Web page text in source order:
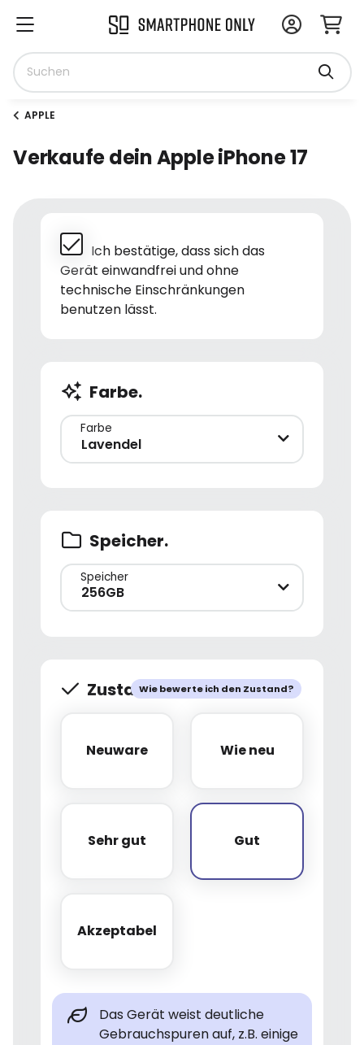
APPLE
Verkaufe dein Apple iPhone 17
Ich bestätige, dass sich das
Gerät einwandfrei und ohne
technische Einschränkungen
benutzen lässt.
Farbe.
Farbe
Lavendel
Speicher.
Speicher
256GB
Wie bewerte ich den Zustand?
Zustand.
Neuware
Neuware Wie neu
Wie neu
Sehr gut
Sehr gut Gut
Gut
Akzeptabel
Akzeptabel
Das Gerät weist deutliche
Gebrauchspuren auf, z.B. einige